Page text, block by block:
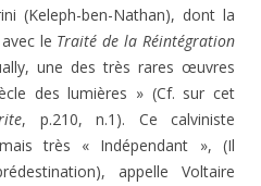
(Keleph-ben-Nathan), dont la
le Traité de la Réintégration
une des très rares œuvres
des lumières » (Cf. sur cet
, p.210, n.1). Ce calviniste
très « Indépendant », (Il
appelle Voltaire